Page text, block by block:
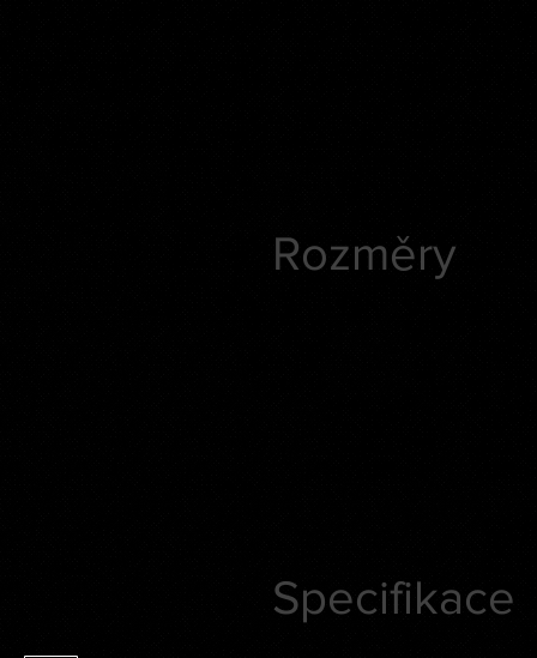
Rozměry
Specifikace